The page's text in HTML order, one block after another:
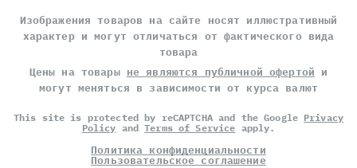
Изображения товаров на сайте носят иллюстративный
характер и могут отличаться от фактического вида
товара
Цены на товары не являются публичной офертой и
могут меняться в зависимости от курса валют
This site is protected by reCAPTCHA and the Google Privacy
Policy andTerms of Service apply.
Политика конфиденциальности
Пользовательское соглашение